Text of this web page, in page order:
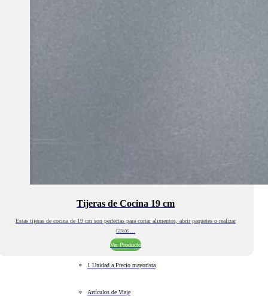
Tijeras de Cocina 19 cm
Estas tijeras de cocina de 19 cm son perfectas para cortar alimentos, abrir paquetes o realizar
tareas…
Ver Producto
1 Unidad a Precio mayorista
Artículos de Viaje